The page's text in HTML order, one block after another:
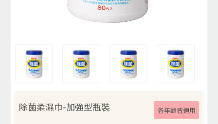
除菌柔濕巾-加強型瓶裝 各年齡皆適用